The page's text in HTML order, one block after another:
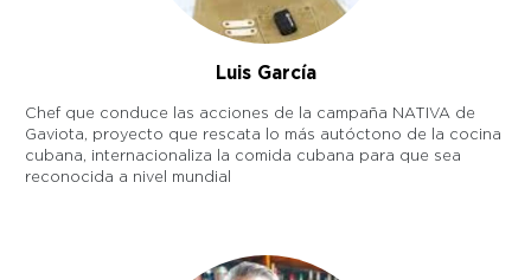
Luis García
Chef que conduce las acciones de la campaña NATIVA de
Gaviota, proyecto que rescata lo más autóctono de la cocina
cubana, internacionaliza la comida cubana para que sea
reconocida a nivel mundial